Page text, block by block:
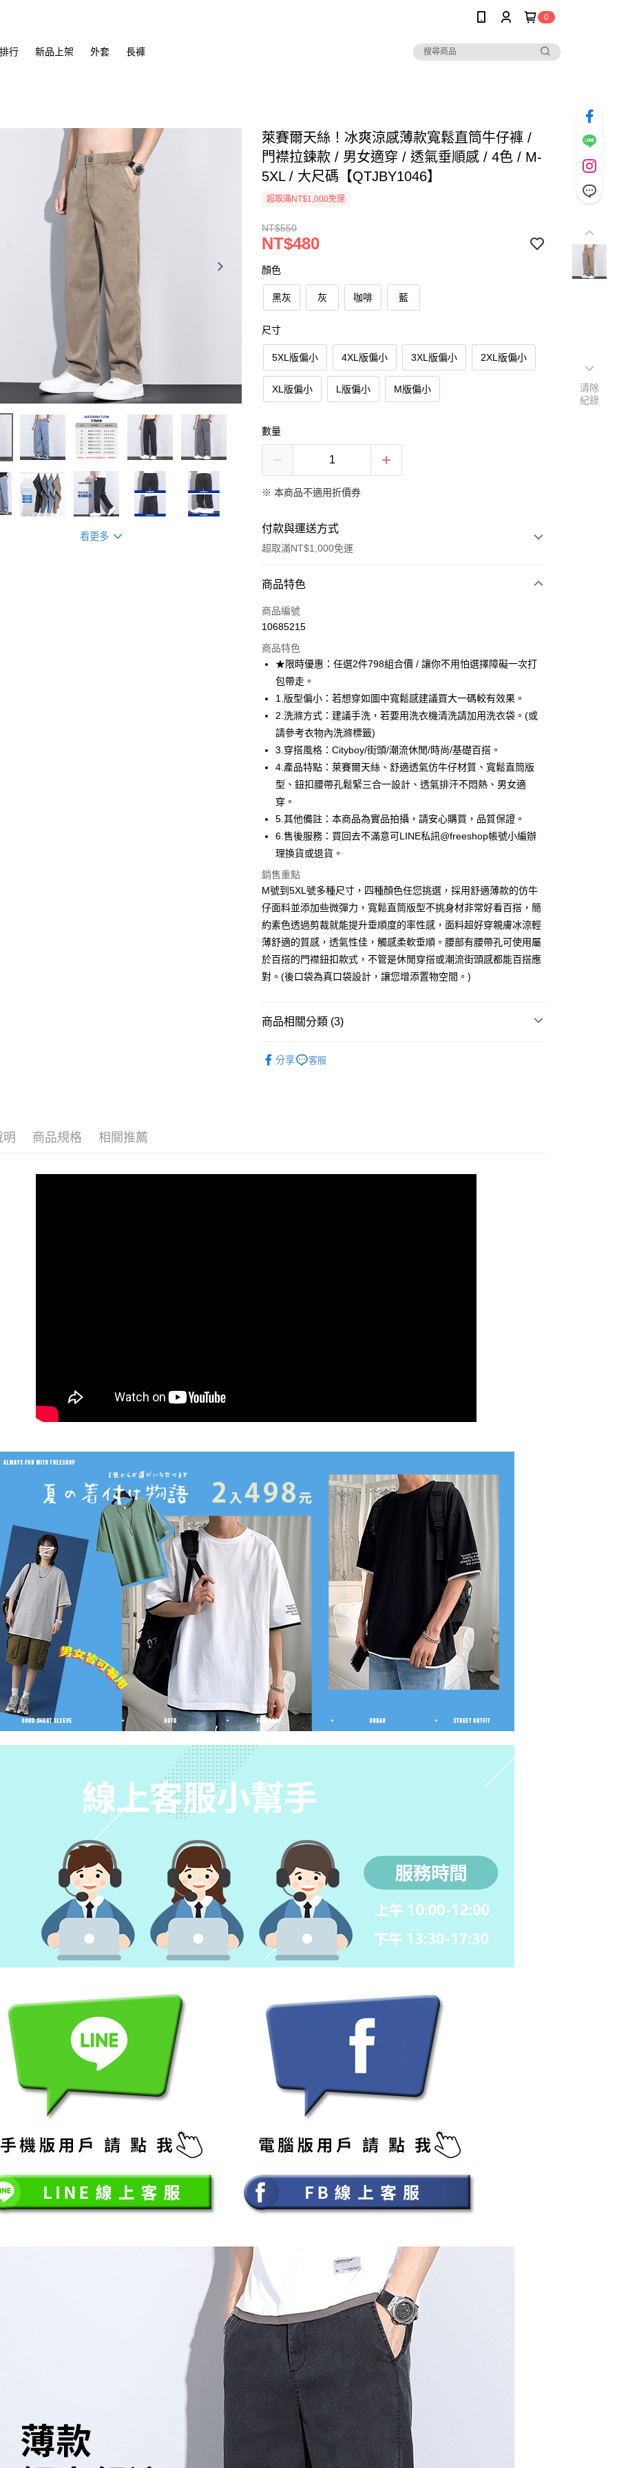
0
行 新品上架 外套 長褲
看更多
萊賽爾天絲！冰爽涼感薄款寬鬆直筒牛仔褲 /
門襟拉鍊款 / 男女適穿 / 透氣垂順感 / 4色 / M-
5XL / 大尺碼【QTJBY1046】
超取滿NT$1,000免運
NT$550
NT$480
顏色
黑灰 灰 咖啡 藍
尺寸
5XL版偏小 4XL版偏小 3XL版偏小 2XL版偏小
XL版偏小 L版偏小 M版偏小
數量
※ 本商品不適用折價券
付款與運送方式
超取滿NT$1,000免運
付款方式
信用卡一次付款
LINE Pay
Apple Pay
街口支付
悠遊付
ATM付款
運送方式
全家取貨付款
每筆NT$80，滿NT$1,000(含以上)免運費
付款後全家取貨
每筆NT$80，滿NT$1,000(含以上)免運費
7-11取貨付款
每筆NT$80，滿NT$1,000(含以上)免運費
付款後7-11取貨
每筆NT$80，滿NT$1,000(含以上)免運費
每筆NT$150，滿NT$3,000(含以上)免運費
外島郵寄
商品特色
商品編號
10685215
商品特色
★限時優惠：任選2件798組合價 / 讓你不用怕選擇障礙一次打
包帶走。
1.版型偏小：若想穿如圖中寬鬆感建議買大一碼較有效果。
2.洗滌方式：建議手洗，若要用洗衣機清洗請加用洗衣袋。(或
請參考衣物內洗滌標籤)
3.穿搭風格：Cityboy/街頭/潮流休閒/時尚/基礎百搭。
4.產品特點：萊賽爾天絲、舒適透氣仿牛仔材質、寬鬆直筒版
型、鈕扣腰帶孔鬆緊三合一設計、透氣排汗不悶熱、男女適
穿。
5.其他備註：本商品為實品拍攝，請安心購買，品質保證。
6.售後服務：買回去不滿意可LINE私訊@freeshop帳號小編辦
理換貨或退貨。
銷售重點
M號到5XL號多種尺寸，四種顏色任您挑選，採用舒適薄款的仿牛
仔面料並添加些微彈力，寬鬆直筒版型不挑身材非常好看百搭，簡
約素色透過剪裁就能提升垂順度的率性感，面料超好穿親膚冰涼輕
薄舒適的質感，透氣性佳，觸感柔軟垂順。腰部有腰帶孔可使用屬
於百搭的門襟鈕扣款式，不管是休閒穿搭或潮流街頭感都能百搭應
對。(後口袋為真口袋設計，讓您增添置物空間。)
商品相關分類 (3)
分享 客服
明 商品規格 相關推薦
清除
紀錄